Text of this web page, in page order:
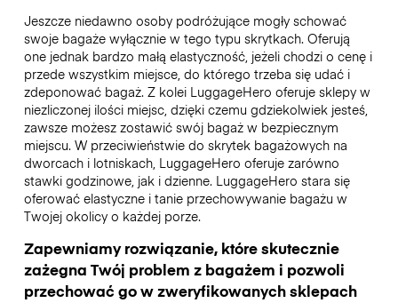
Jeszcze niedawno osoby podróżujące mogły schować
swoje bagaże wyłącznie w tego typu skrytkach. Oferują
one jednak bardzo małą elastyczność, jeżeli chodzi o cenę i
przede wszystkim miejsce, do którego trzeba się udać i
zdeponować bagaż. Z kolei LuggageHero oferuje sklepy w
niezliczonej ilości miejsc, dzięki czemu gdziekolwiek jesteś,
zawsze możesz zostawić swój bagaż w bezpiecznym
miejscu. W przeciwieństwie do skrytek bagażowych na
dworcach i lotniskach, LuggageHero oferuje zarówno
stawki godzinowe, jak i dzienne. LuggageHero stara się
oferować elastyczne i tanie przechowywanie bagażu w
Twojej okolicy o każdej porze.
Zapewniamy rozwiązanie, które skutecznie
zażegna Twój problem z bagażem i pozwoli
przechować go w zweryfikowanych sklepach